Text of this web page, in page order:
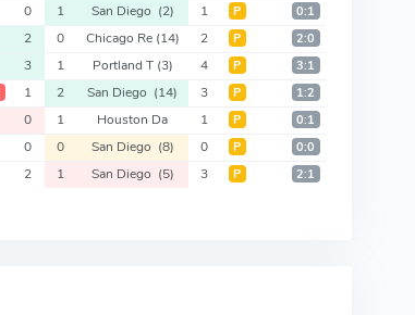
0 1 San Diego (2) 1 Р 0:1
2 0 Chicago Re (14) 2 Р 2:0
3 1 Portland T (3) 4 Р 3:1
1 2 San Diego (14) 3 Р 1:2
0 1 Houston Da 1 Р 0:1
0 0 San Diego (8) 0 Р 0:0
2 1 San Diego (5) 3 Р 2:1